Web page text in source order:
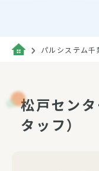
パルシステム千
松戸セン
タッフ）